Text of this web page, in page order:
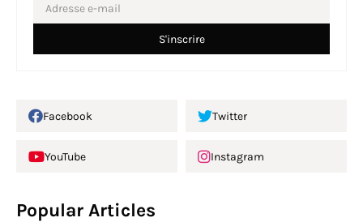
Facebook Twitter
YouTube Instagram
Popular Articles